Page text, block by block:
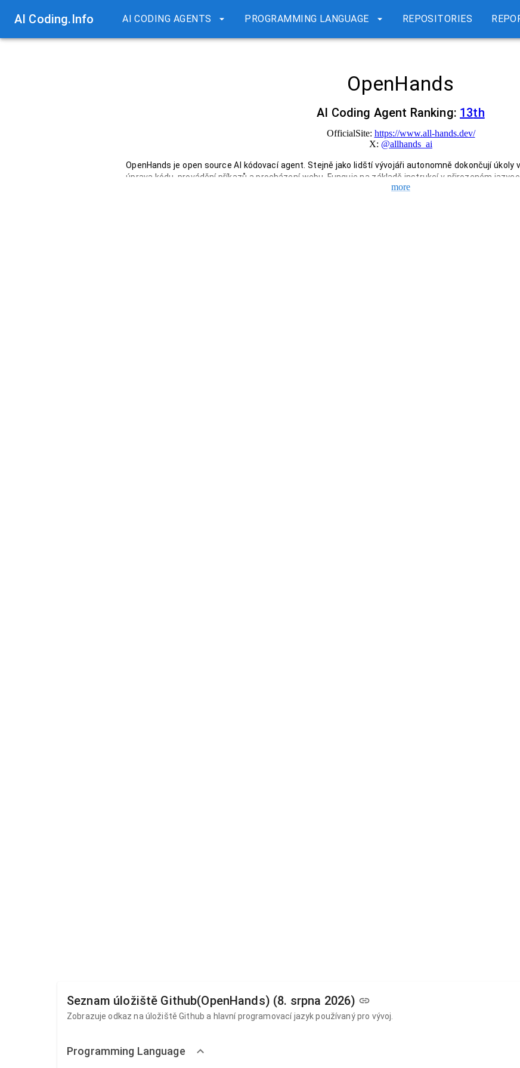
AI Coding.Info AI CODING AGENTS PROGRAMMING LANGUAGE REPOSITORIES
OpenHands
AI Coding Agent Ranking: 13th
OfficialSite: https://www.all-hands.dev/
X: @allhands_ai
OpenHands je open source AI kódovací agent. Stejně jako lidští vývojáři autonomně dokončují
úprava kódu, provádění příkazů a procházení webu. Funguje na základě instrukcí v přirozeném
more
Seznam úložiště Github(OpenHands) (8. srpna 2026)
Zobrazuje odkaz na úložiště Github a hlavní programovací jazyk používaný pro vývoj.
Programming Language